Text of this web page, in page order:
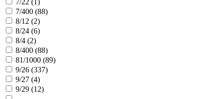
7/400 (88)
8/12 (2)
8/24 (6)
8/4 (2)
8/400 (88)
81/1000 (89)
9/26 (337)
9/27 (4)
9/29 (12)